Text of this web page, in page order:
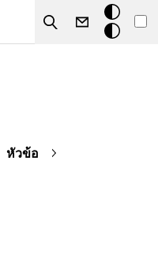
Search
โหมด
มืด
หัวข้อ